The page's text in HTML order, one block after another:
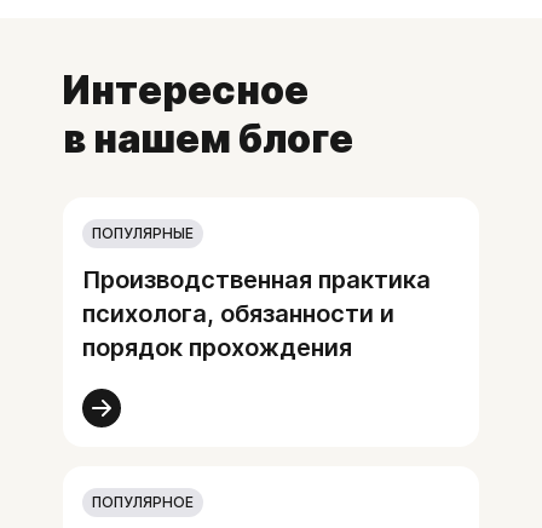
Интересное
в нашем блоге
ПОПУЛЯРНЫЕ
Производственная практика
психолога, обязанности и
порядок прохождения
ПОПУЛЯРНОЕ